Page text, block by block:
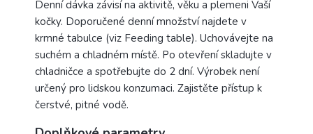
Denní dávka závisí na aktivitě, věku a plemeni Vaší
kočky. Doporučené denní množství najdete v
krmné tabulce (viz Feeding table). Uchovávejte na
suchém a chladném místě. Po otevření skladujte v
chladničce a spotřebujte do 2 dní. Výrobek není
určený pro lidskou konzumaci. Zajistěte přístup k
čerstvé, pitné vodě.